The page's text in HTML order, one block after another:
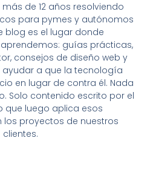
más de 12 años resolviendo
para pymes y autónomos
blog es el lugar donde
guías prácticas,
consejos de diseño web y
a que la tecnología
en lugar de contra él. Nada
Solo contenido escrito por el
que luego aplica esos
los proyectos de nuestros
clientes.